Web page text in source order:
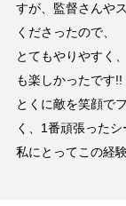
すが、監督さんや
くださったので、
とてもやりやすく
も楽しかったです!!
とくに敵を笑顔で
く、1番頑張ったシ
私にとってこの経